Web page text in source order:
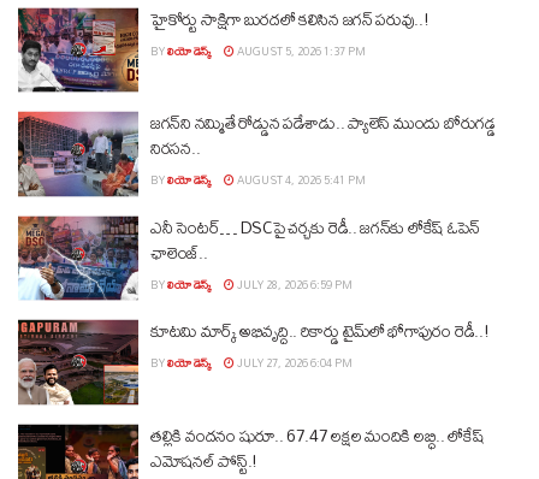
హైకోర్టు సాక్షిగా బురదలో కలిసిన జగన్ పరువు..!
BYలియో డెస్క్ AUGUST 5, 2026 1:37 PM
జగన్‌ని నమ్మితే రోడ్డున పడేశాడు.. ప్యాలెస్‌ ముందు బోరుగడ్డ
నిరసన..
BYలియో డెస్క్ AUGUST 4, 2026 5:41 PM
ఎనీ సెంటర్‌… DSCపై చర్చకు రెడీ.. జగన్‌కు లోకేష్‌ ఓపెన్
ఛాలెంజ్..
BYలియో డెస్క్ JULY 28, 2026 6:59 PM
కూటమి మార్క్ అభివృద్ధి.. రికార్డు టైమ్‌లో భోగాపురం రెడీ..!
BYలియో డెస్క్ JULY 27, 2026 6:04 PM
తల్లికి వందనం షురూ.. 67.47 లక్షల మందికి లబ్ధి.. లోకేష్‌
ఎమోషనల్ పోస్ట్‌.!